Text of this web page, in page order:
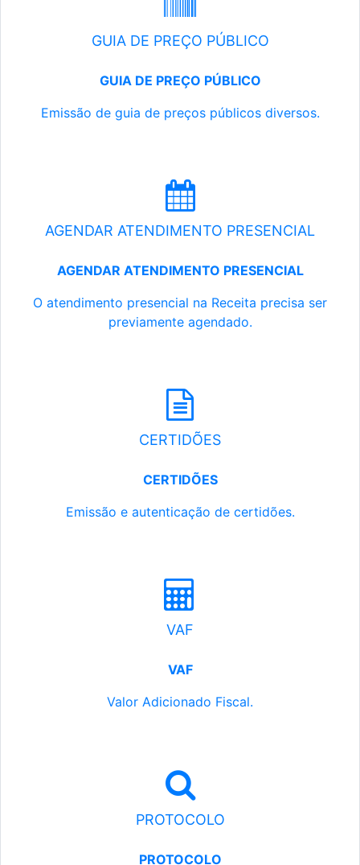
GUIA DE PREÇO PÚBLICO
GUIA DE PREÇO PÚBLICO
Emissão de guia de preços públicos diversos.
AGENDAR ATENDIMENTO PRESENCIAL
AGENDAR ATENDIMENTO PRESENCIAL
O atendimento presencial na Receita precisa ser
previamente agendado.
CERTIDÕES
CERTIDÕES
Emissão e autenticação de certidões.
VAF
VAF
Valor Adicionado Fiscal.
PROTOCOLO
PROTOCOLO